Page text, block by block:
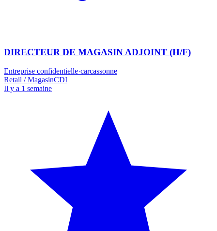
DIRECTEUR DE MAGASIN ADJOINT (H/F)
Entreprise confidentielle·carcassonne
Retail / MagasinCDI
Il y a 1 semaine